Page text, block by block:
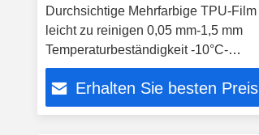
Durchsichtige Mehrfarbige TPU-Film
leicht zu reinigen 0,05 mm-1,5 mm
Temperaturbeständigkeit -10°C-
150°C
Erhalten Sie besten Preis